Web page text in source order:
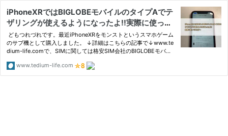
iPhoneXRではBIGLOBEモバイルのタイプAでテ
ザリングが使えるようになったよ!!実際に使って
みたが…
どもつれづれです。最近iPhoneXRをモンストというスマホゲーム
のサブ機として購入しました。 ↓詳細はこちらの記事で↓www.te
dium-life.comで、SIMに関しては格安SIM会社のBIGLOBEモバイ
www.tedium-life.com